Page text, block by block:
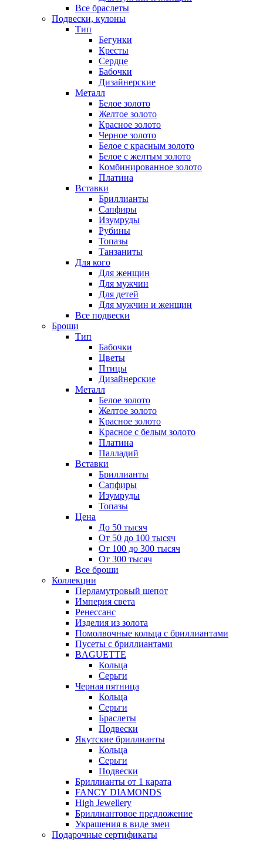
Все браслеты
Подвески, кулоны
Тип
Бегунки
Кресты
Сердце
Бабочки
Дизайнерские
Металл
Белое золото
Желтое золото
Красное золото
Черное золото
Белое с красным золото
Белое с желтым золото
Комбинированное золото
Платина
Вставки
Бриллианты
Сапфиры
Изумруды
Рубины
Топазы
Танзаниты
Для кого
Для женщин
Для мужчин
Для детей
Для мужчин и женщин
Все подвески
Броши
Тип
Бабочки
Цветы
Птицы
Дизайнерские
Металл
Белое золото
Желтое золото
Красное золото
Красное с белым золото
Платина
Палладий
Вставки
Бриллианты
Сапфиры
Изумруды
Топазы
Цена
До 50 тысяч
От 50 до 100 тысяч
От 100 до 300 тысяч
От 300 тысяч
Все броши
Коллекции
Перламутровый шепот
Империя света
Ренессанс
Изделия из золота
Помолвочные кольца с бриллиантами
Пусеты с бриллиантами
BAGUETTE
Кольца
Серьги
Черная пятница
Кольца
Серьги
Браслеты
Подвески
Якутские бриллианты
Кольца
Серьги
Подвески
Бриллианты от 1 карата
FANCY DIAMONDS
High Jewellery
Бриллиантовое предложение
Украшения в виде змеи
Подарочные сертификаты